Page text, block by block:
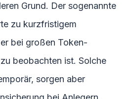
Grund. Der sogenannte
zu kurzfristigem
bei großen Token-
beobachten ist. Solche
sorgen aber